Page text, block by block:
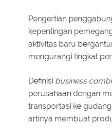
Pengertian
kepentingan
aktivitas baru
mengurangi tingkat
Definisi business
perusahaan dengan
transportasi ke
artinya membuat